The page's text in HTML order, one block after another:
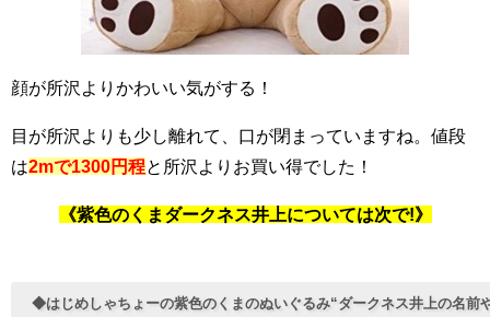
顔が所沢よりかわいい気がする！
目が所沢よりも少し離れて、口が閉まっていますね。値段
は2mで1300円程と所沢よりお買い得でした！
《紫色のくまダークネス井上については次で!》
◆はじめしゃちょーの紫色のくまのぬいぐるみ“ダークネス井上の名前